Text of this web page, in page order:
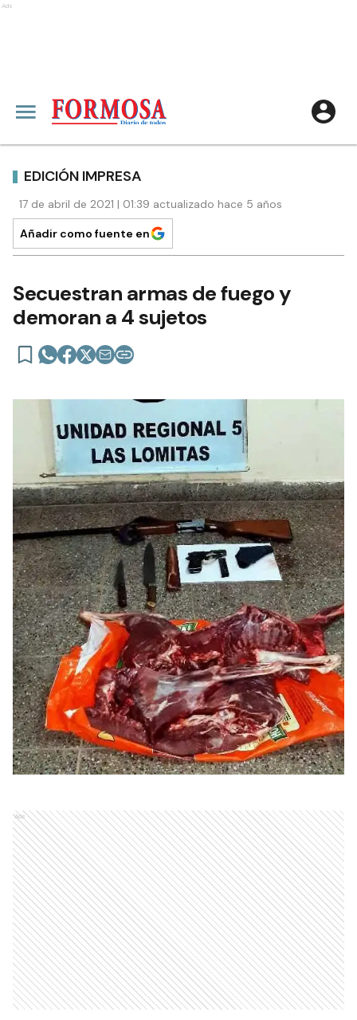
Ads
EDICIÓN IMPRESA
17 de abril de 2021 | 01:39 actualizado hace 5 años
Añadir como fuente en
Secuestran armas de fuego y
demoran a 4 sujetos
Ads